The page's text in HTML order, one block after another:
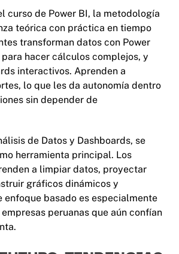
curso de Power BI, la metodología
teórica con práctica en tiempo
transforman datos con Power
para hacer cálculos complejos, y
interactivos. Aprenden a
lo que les da autonomía dentro
sin depender de
de Datos y Dashboards, se
herramienta principal. Los
a limpiar datos, proyectar
gráficos dinámicos y
enfoque basado es especialmente
peruanas que aún confían